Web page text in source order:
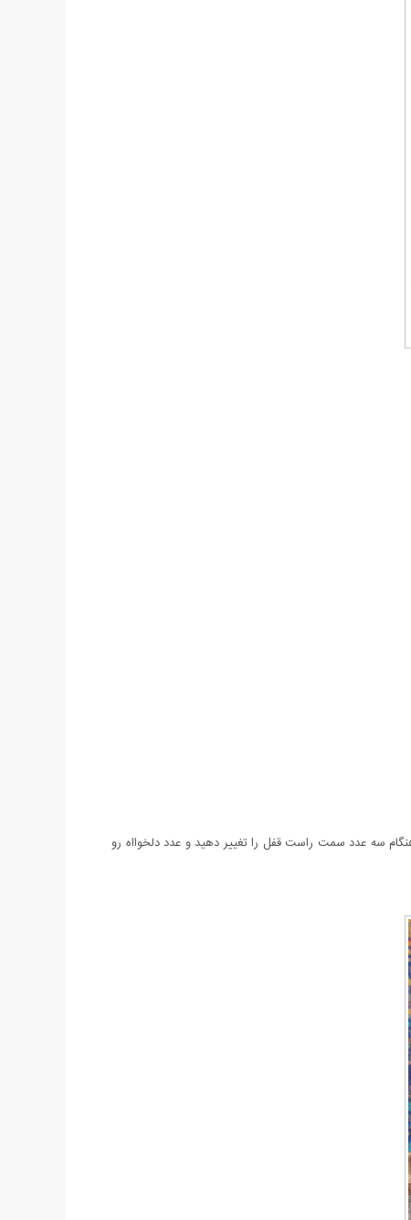
رها نکنید در این هنگام سه عدد سمت راست قفل را تغییر دهید و عدد دلخوااه رو